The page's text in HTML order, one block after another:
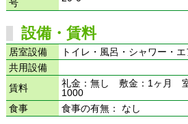
号
設備・賃料
居室設備
トイレ・風呂・シャワー・
共用設備
賃料
礼金：無し 敷金：1ヶ月
1000
食事
食事の有無： なし